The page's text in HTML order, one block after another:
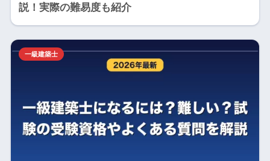
説！実際の難易度も紹介
一級建築士